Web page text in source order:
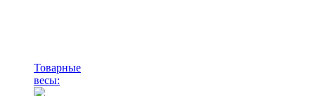
Товарные
весы: